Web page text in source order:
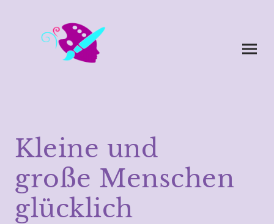
Kleine und
große Menschen
glücklich